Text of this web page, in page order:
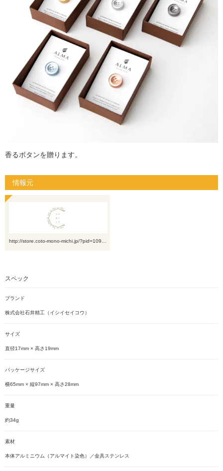
香るボタンを贈ります。
情報元
http://store.coto-mono-michi.jp/?pid=109…
スペック
ブランド
株式会社石井精工（イシイセイコウ）
サイズ
直径17mm × 高さ19mm
パッケージサイズ
横65mm × 縦97mm × 高さ28mm
重量
約34g
素材
本体アルミニウム（アルマイト染色）／金具ステンレス